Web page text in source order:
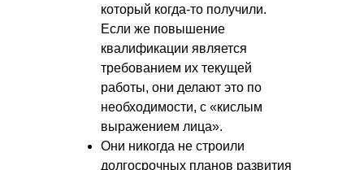
который когда-то получили.
Если же повышение
квалификации является
требованием их текущей
работы, они делают это по
необходимости, с «кислым
выражением лица».
Они никогда не строили
долгосрочных планов развития